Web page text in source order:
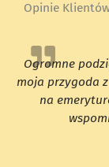
Opinie
Ogromne
moja przygoda
na